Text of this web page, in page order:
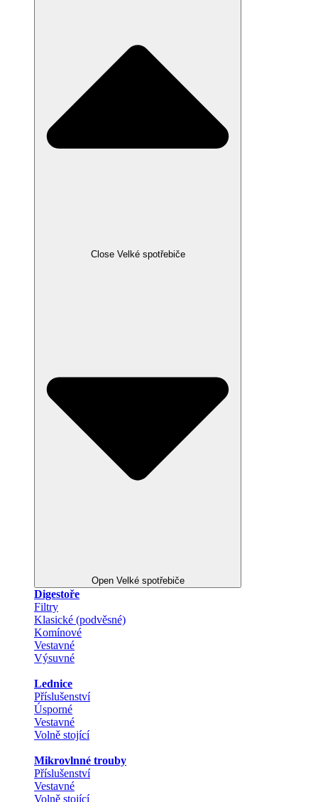
Close Velké spotřebiče
Open Velké spotřebiče
Digestoře
Filtry
Klasické (podvěsné)
Komínové
Vestavné
Výsuvné
Lednice
Příslušenství
Úsporné
Vestavné
Volně stojící
Mikrovlnné trouby
Příslušenství
Vestavné
Volně stojící